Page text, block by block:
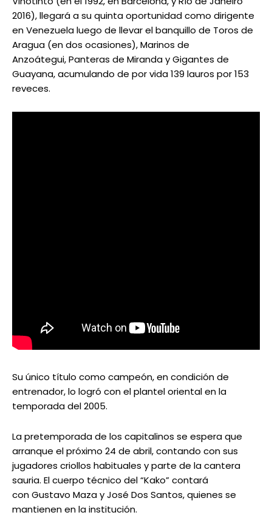
2016), llegará a su quinta oportunidad como dirigente
en Venezuela luego de llevar el banquillo de Toros de
Aragua (en dos ocasiones), Marinos de
Anzoátegui, Panteras de Miranda y Gigantes de
Guayana, acumulando de por vida 139 lauros por 153
reveces.
Su único título como campeón, en condición de
entrenador, lo logró con el plantel oriental en la
temporada del 2005.
La pretemporada de los capitalinos se espera que
arranque el próximo 24 de abril, contando con sus
jugadores criollos habituales y parte de la cantera
sauria. El cuerpo técnico del “Kako” contará
con Gustavo Maza y José Dos Santos, quienes se
mantienen en la institución.